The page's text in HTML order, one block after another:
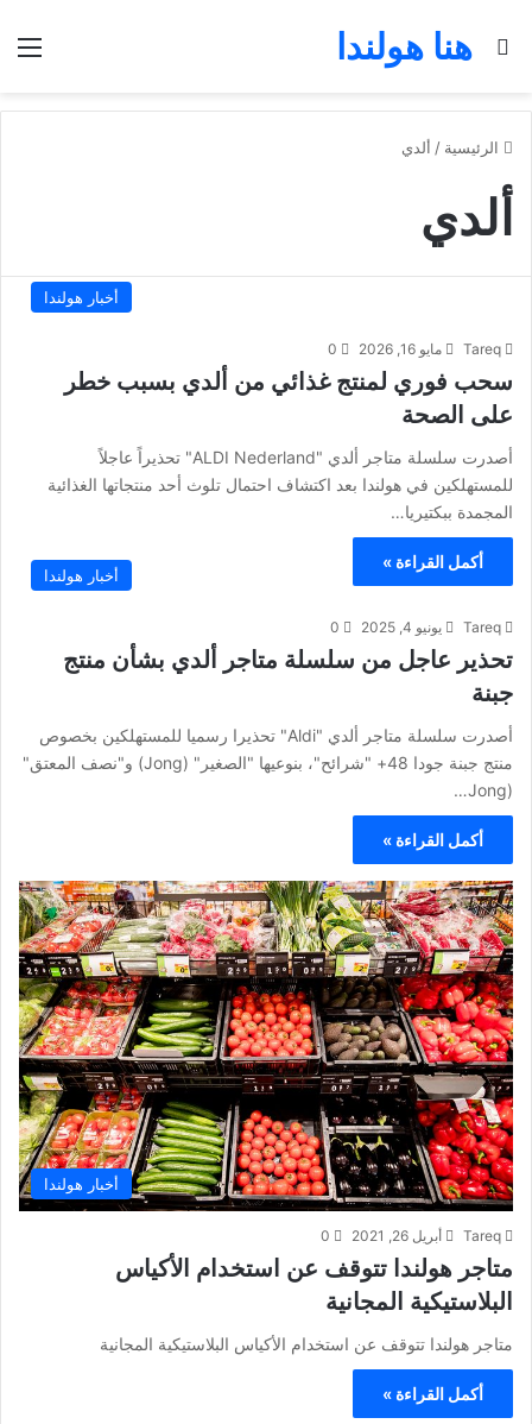
هنا هولندا
بحث عن
الرئيسية / ألدي
ألدي
أخبار هولندا
Tareq مايو 16, 2026 0
سحب فوري لمنتج غذائي من ألدي بسبب خطر
على الصحة
أصدرت سلسلة متاجر ألدي "ALDI Nederland" تحذيراً عاجلاً
للمستهلكين في هولندا بعد اكتشاف احتمال تلوث أحد منتجاتها الغذائية
المجمدة ببكتيريا…
أكمل القراءة »
أخبار هولندا
Tareq يونيو 4, 2025 0
تحذير عاجل من سلسلة متاجر ألدي بشأن منتج
جبنة
أصدرت سلسلة متاجر ألدي "Aldi" تحذيرا رسميا للمستهلكين بخصوص
منتج جبنة جودا 48+ "شرائح"، بنوعيها "الصغير" (Jong) و"نصف المعتق"
(Jong…
أكمل القراءة »
أخبار هولندا
Tareq أبريل 26, 2021 0
متاجر هولندا تتوقف عن استخدام الأكياس
البلاستيكية المجانية
متاجر هولندا تتوقف عن استخدام الأكياس البلاستيكية المجانية
أكمل القراءة »